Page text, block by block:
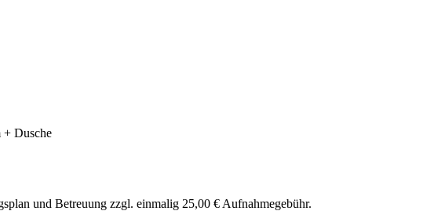
+ Dusche
und Betreuung zzgl. einmalig 25,00 € Aufnahmegebühr.